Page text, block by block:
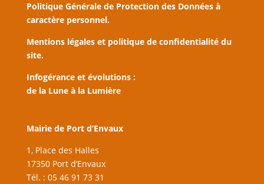
Politique Générale de Protection des Données à
caractère personnel.
Mentions légales et politique de confidentialité du
site.
Infogérance et évolutions :
de la Lune à la Lumière
Mairie de Port d’Envaux
1, Place des Halles
17350 Port d’Envaux
Tél. : 05 46 91 73 31